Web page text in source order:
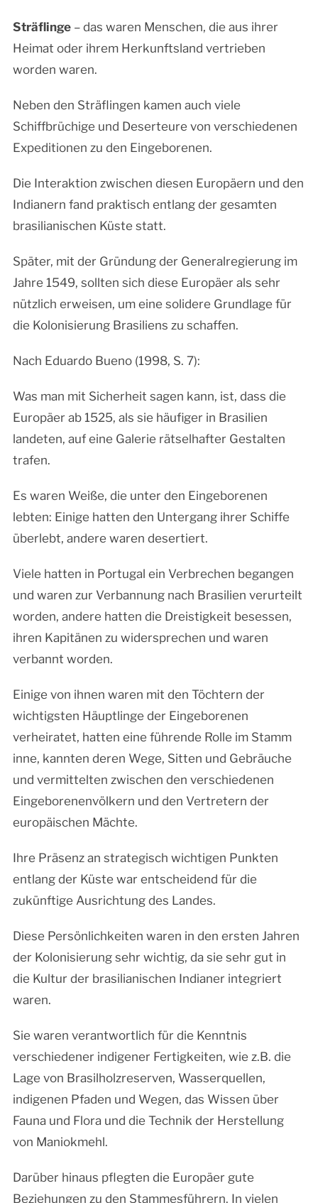
Sträflinge– das waren Menschen, die aus ihrer
Heimat oder ihrem Herkunftsland vertrieben
worden waren.
Neben den Sträflingen kamen auch viele
Schiffbrüchige und Deserteure von verschiedenen
Expeditionen zu den Eingeborenen.
Die Interaktion zwischen diesen Europäern und den
Indianern fand praktisch entlang der gesamten
brasilianischen Küste statt.
Später, mit der Gründung der Generalregierung im
Jahre 1549, sollten sich diese Europäer als sehr
nützlich erweisen, um eine solidere Grundlage für
die Kolonisierung Brasiliens zu schaffen.
Nach Eduardo Bueno (1998, S. 7):
Was man mit Sicherheit sagen kann, ist, dass die
Europäer ab 1525, als sie häufiger in Brasilien
landeten, auf eine Galerie rätselhafter Gestalten
trafen.
Es waren Weiße, die unter den Eingeborenen
lebten: Einige hatten den Untergang ihrer Schiffe
überlebt, andere waren desertiert.
Viele hatten in Portugal ein Verbrechen begangen
und waren zur Verbannung nach Brasilien verurteilt
worden, andere hatten die Dreistigkeit besessen,
ihren Kapitänen zu widersprechen und waren
verbannt worden.
Einige von ihnen waren mit den Töchtern der
wichtigsten Häuptlinge der Eingeborenen
verheiratet, hatten eine führende Rolle im Stamm
inne, kannten deren Wege, Sitten und Gebräuche
und vermittelten zwischen den verschiedenen
Eingeborenenvölkern und den Vertretern der
europäischen Mächte.
Ihre Präsenz an strategisch wichtigen Punkten
entlang der Küste war entscheidend für die
zukünftige Ausrichtung des Landes.
Diese Persönlichkeiten waren in den ersten Jahren
der Kolonisierung sehr wichtig, da sie sehr gut in
die Kultur der brasilianischen Indianer integriert
waren.
Sie waren verantwortlich für die Kenntnis
verschiedener indigener Fertigkeiten, wie z.B. die
Lage von Brasilholzreserven, Wasserquellen,
indigenen Pfaden und Wegen, das Wissen über
Fauna und Flora und die Technik der Herstellung
von Maniokmehl.
Darüber hinaus pflegten die Europäer gute
Beziehungen zu den Stammesführern. In vielen